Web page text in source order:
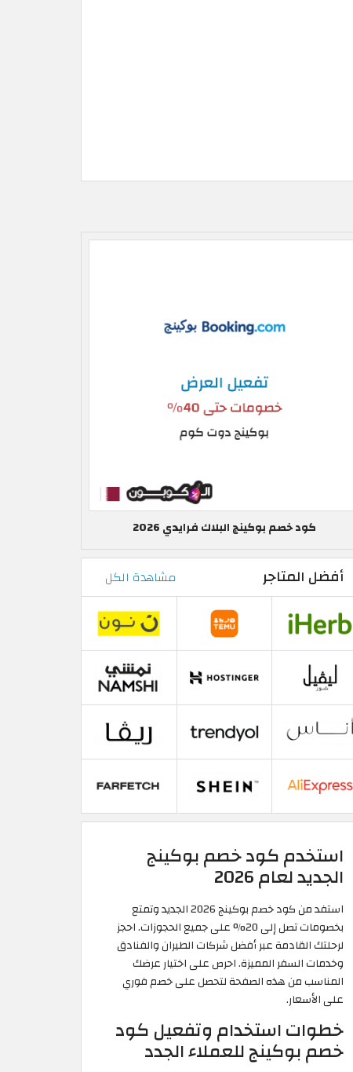
كود خصم بوكينج البلاك فرايدي 2026
أفضل المتاجر مشاهدة الكل
استخدم كود خصم بوكينج
الجديد لعام 2026
استفد من كود خصم بوكينج 2026 الجديد وتمتع
بخصومات تصل إلى 20% على جميع الحجوزات. احجز
لرحلتك القادمة عبر أفضل شركات الطيران والفنادق
وخدمات السفر المميزة. احرص على اختيار عرضك
المناسب من هذه الصفحة لتحصل على خصم فوري
على الأسعار.
خطوات استخدام وتفعيل كود
خصم بوكينج للعملاء الجدد